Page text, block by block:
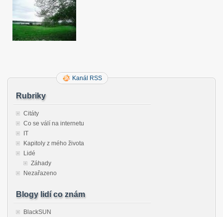
Kanál RSS
Rubriky
Citáty
Co se válí na internetu
IT
Kapitoly z mého života
Lidé
Záhady
Nezařazeno
Blogy lidí co znám
BlackSUN